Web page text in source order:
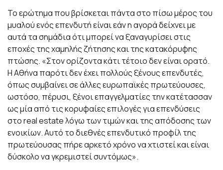
Το ερώτημα που βρίσκεται πάντα στο πίσω μέρος του
μυαλού ενός επενδυτή είναι εάν η αγορά δείχνει με
αυτά τα σημάδια ότι μπορεί να ξαναγυρίσει στις
εποχές της χαμηλής ζήτησης και της κατακόρυφης
πτώσης. «Στον ορίζοντα κάτι τέτοιο δεν είναι ορατό.
Η Αθήνα παρότι δεν έχει πολλούς ξένους επενδυτές,
όπως συμβαίνει σε άλλες ευρωπαϊκές πρωτεύουσες,
ωστόσο, πέρυσι, ξένοι επαγγελματίες την κατέτασσαν
ως μία από τις κορυφαίες επιλογές για επενδύσεις
στο real estate λόγω των τιμών και της απόδοσης των
ενοικίων. Αυτό το διεθνές επενδυτικό προφίλ της
πρωτεύουσας πήρε αρκετό χρόνο να χτιστεί και είναι
δύσκολο να γκρεμιστεί συντόμως».